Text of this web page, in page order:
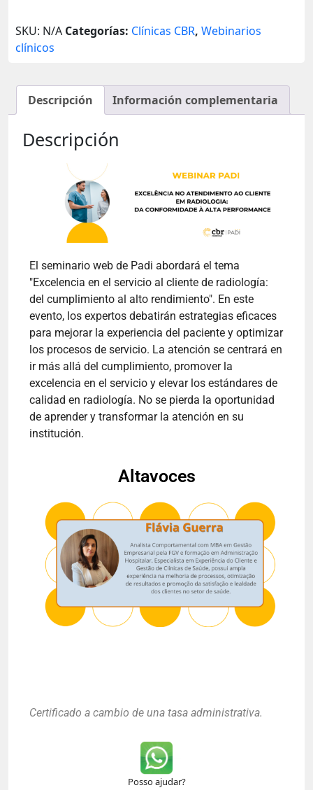
SKU: N/A Categorías: Clínicas CBR, Webinarios
clínicos
Descripción Información complementaria
Descripción
El seminario web de Padi abordará el tema
"Excelencia en el servicio al cliente de radiología:
del cumplimiento al alto rendimiento". En este
evento, los expertos debatirán estrategias eficaces
para mejorar la experiencia del paciente y optimizar
los procesos de servicio. La atención se centrará en
ir más allá del cumplimiento, promover la
excelencia en el servicio y elevar los estándares de
calidad en radiología. No se pierda la oportunidad
de aprender y transformar la atención en su
institución.
Altavoces
Certificado a cambio de una tasa administrativa.
Posso ajudar?